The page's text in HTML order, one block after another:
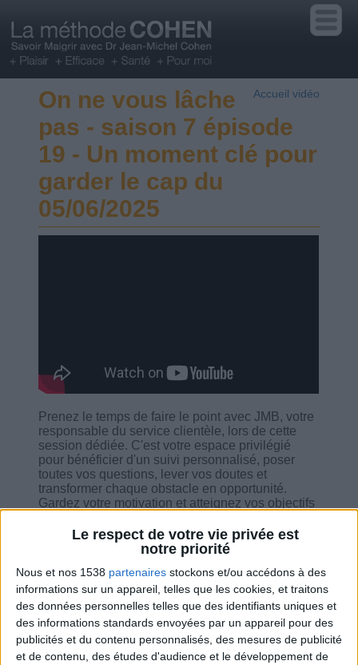
Le respect de votre vie privée est
notre priorité
Nous et nos 1538 partenaires stockons et/ou accédons à des
informations sur un appareil, telles que les cookies, et traitons
des données personnelles telles que des identifiants uniques et
des informations standards envoyées par un appareil pour des
publicités et du contenu personnalisés, des mesures de publicité
et de contenu, des études d'audience et le développement de
Accueil vidéo
On ne vous lâche
pas - saison 7 épisode
19 - Un moment clé pour
garder le cap du
05/06/2025
Prenez le temps de faire le point avec JMB, votre
responsable du service clientèle, lors de cette
session dédiée. C'est votre espace privilégié
pour bénéficier d'un suivi personnalisé, poser
toutes vos questions, lever vos doutes et
transformer chaque obstacle en opportunité.
Gardez votre motivation et atteignez vos objectifs
Combien de kilos souhaitez-vous perdre ?
Moins de
5 kilos
De 5 à 10
kilos
Plus de
10 kilos